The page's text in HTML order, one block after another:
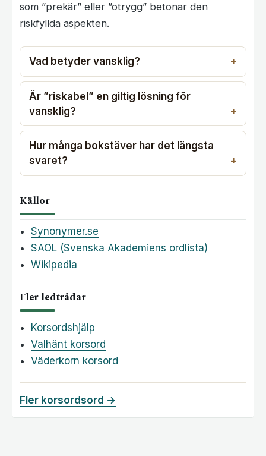
som ”prekär” eller ”otrygg” betonar den
riskfyllda aspekten.
Vad betyder vansklig?
Är ”riskabel” en giltig lösning för
vansklig?
Hur många bokstäver har det längsta
svaret?
Källor
Synonymer.se
SAOL (Svenska Akademiens ordlista)
Wikipedia
Fler ledtrådar
Korsordshjälp
Valhänt korsord
Väderkorn korsord
Fler korsordsord →